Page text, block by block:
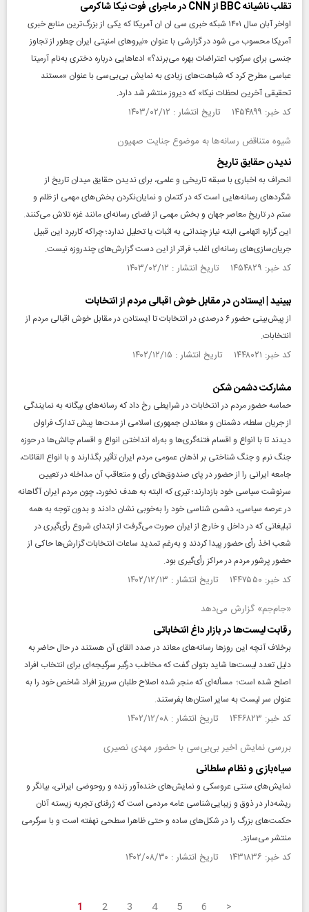
تقلب ناشیانه BBC از CNN در ماجرای فوت نیکا شاکرمی
اواخر آبان سال ۱۴۰۱ شبکه خبری سی ان ان آمریکا که یکی از بزرگ‌ترین منابع خبری
آمریکا محسوب می شود در گزارشی با عنوان «نیروهای امنیتی ایران چطور از تجاوز
جنسی برای سرکوب اعتراضات بهره می‌برند؟» ادعاهایی درباره دختری به‌نام آرمیتا
عباسی مطرح کرد که شباهت‌های زیادی به نمایش بی‌بی‌سی با عنوان «مستند
تحقیقی آخرین لحظات نیکا» که دیروز منتشر شد دارد.
کد خبر: ۱۴۵۴۸۹۹ تاریخ انتشار : ۱۴۰۳/۰۲/۱۲
شیوه متناقض رسانه‌ها به موضوع جنایت صهیون
ندیدن حقایق تاریخ
انحراف به اخباری با سبقه تاریخی و علمی، برای ندیدن حقایق میدان تاریخ از
شگردهای رسانه‌هایی است که در کتمان و نمایان‌نکردن بخش‌های مهمی از ظلم و
ستم در تاریخ معاصر جهان و بخش مهمی از فضای رسانه‌ای مانند غزه تلاش می‌کنند.
این گزاره‌‌ اتهامی البته نیاز چندانی به اثبات یا تحلیل ندارد؛ چراکه کاربرد این قبیل
جریان‌سازی‌های رسانه‌ای اغلب فراتر از این دست گزارش‌های چندروزه نیست.
کد خبر: ۱۴۵۴۸۲۹ تاریخ انتشار : ۱۴۰۳/۰۲/۱۲
ببینید | ایستادن در مقابل خوش‌ اقبالی مردم از انتخابات
از پیش‌بینی حضور ۶ درصدی در انتخابات تا ایستادن در مقابل خوش‌ اقبالی مردم از
انتخابات.
کد خبر: ۱۴۴۸۰۲۱ تاریخ انتشار : ۱۴۰۲/۱۲/۱۵
مشارکت دشمن شکن
حماسه حضور مردم در انتخابات در شرایطی رخ داد که رسانه‌های بیگانه به نمایندگی
از جریان سلطه، دشمنان و معاندان جمهوری اسلامی از مدت‌ها پیش تدارک فراوان
دیدند تا با انواع و اقسام فتنه‌گری‌ها و به‌راه انداختن انواع و اقسام چالش‌ها در حوزه
جنگ نرم و جنگ شناختی بر اذهان عمومی مردم ایران تأثیر بگذارند و با انواع القائات،
جامعه ایرانی را از حضور در پای صندوق‌های رأی و متعاقب آن مداخله در تعیین
سرنوشت سیاسی خود بازدارند؛ تیری که البته به هدف نخورد، چون مردم ایران آگاهانه
در عرصه سیاسی، دشمن شناسی خود را به‌خوبی نشان دادند و بدون توجه به همه
تبلیغاتی که در داخل و خارج از ایران صورت می‌گرفت از ابتدای شروع رأی‌گیری در
شعب اخذ رأی حضور پیدا کردند و به‌رغم تمدید ساعات انتخابات گزارش‌ها حاکی از
حضور پرشور مردم در مراکز رأی‌گیری بود.
کد خبر: ۱۴۴۷۵۵۰ تاریخ انتشار : ۱۴۰۲/۱۲/۱۳
«جام‌جم» گزارش می‌دهد
رقابت لیست‌ها در بازار داغ انتخاباتی
بر‌خلاف آنچه این روزها رسانه‌های معاند در صدد القای آن هستند در حال حاضر به
دلیل تعدد لیست‌ها شاید بتوان گفت که مخاطب درگیر سرگیجه‌ای برای انتخاب افراد
اصلح شده است؛ مسأله‌ای که منجر شده اصلاح طلبان سر‌ریز افراد شاخص خود را به
عنوان سر لیست به سایر استان‌ها بفرستند.
کد خبر: ۱۴۴۶۸۲۳ تاریخ انتشار : ۱۴۰۲/۱۲/۰۸
بررسی نمایش اخیر بی‌بی‌سی با حضور مهدی نصیری
سیاه‌‌بازی و نظام سلطانی
نمایش‌های سنتی عروسکی و نمایش‌های خنده‌آور زنده و روحوضی ایرانی، بیانگر و
ریشه‌دار در ذوق و زیبایی‌شناسی عامه مردمی است که ژرفنای تجربه زیسته آنان
حکمت‌های بزرگ را در شکل‌های ساده و حتی ظاهرا سطحی نهفته است و با سرگرمی
منتشر می‌سازد.
کد خبر: ۱۴۳۱۸۳۶ تاریخ انتشار : ۱۴۰۲/۰۸/۳۰
1 2 3 4 5 6 >